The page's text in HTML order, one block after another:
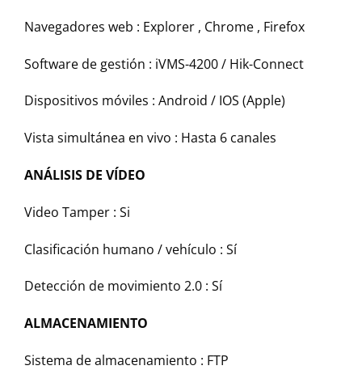
Navegadores web : Explorer , Chrome , Firefox
Software de gestión : iVMS-4200 / Hik-Connect
Dispositivos móviles : Android / IOS (Apple)
Vista simultánea en vivo : Hasta 6 canales
ANÁLISIS DE VÍDEO
Video Tamper : Si
Clasificación humano / vehículo : Sí
Detección de movimiento 2.0 : Sí
ALMACENAMIENTO
Sistema de almacenamiento : FTP